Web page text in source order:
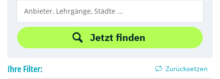
Jetzt finden
Ihre Filter: Zurücksetzen